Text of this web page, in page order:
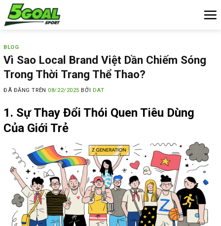
Chuyển
đến
dung
BLOG
Vì Sao Local Brand Việt Dần Chiếm Sóng
Trong Thời Trang Thể Thao?
ĐÃ ĐĂNG TRÊN 08/22/2025 BỞI DAT
1. Sự Thay Đổi Thói Quen Tiêu Dùng
Của Giới Trẻ